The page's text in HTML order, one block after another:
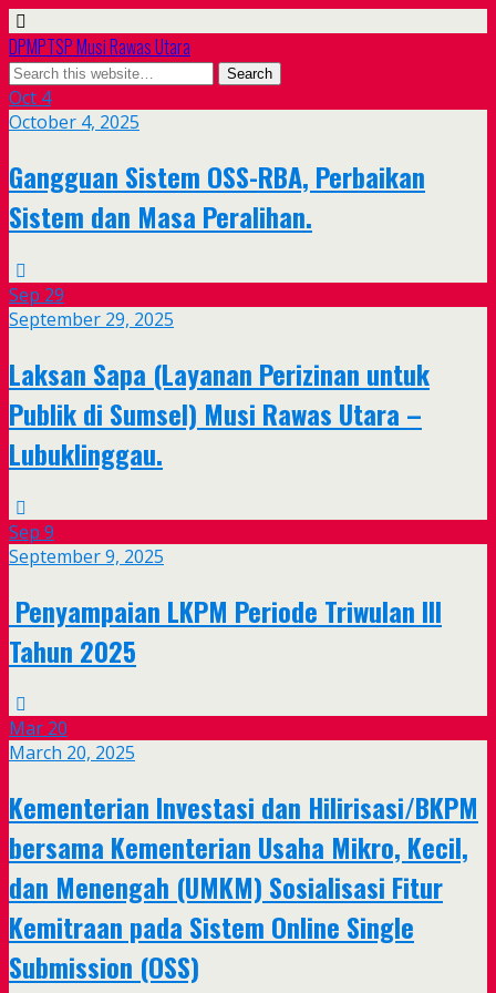
DPMPTSP Musi Rawas Utara
Oct 4
October 4, 2025
Gangguan Sistem OSS-RBA, Perbaikan
Sistem dan Masa Peralihan.
Sep 29
September 29, 2025
Laksan Sapa (Layanan Perizinan untuk
Publik di Sumsel) Musi Rawas Utara –
Lubuklinggau.
Sep 9
September 9, 2025
Penyampaian LKPM Periode Triwulan III
Tahun 2025
Mar 20
March 20, 2025
Kementerian Investasi dan Hilirisasi/BKPM
bersama Kementerian Usaha Mikro, Kecil,
dan Menengah (UMKM) Sosialisasi Fitur
Kemitraan pada Sistem Online Single
Submission (OSS)